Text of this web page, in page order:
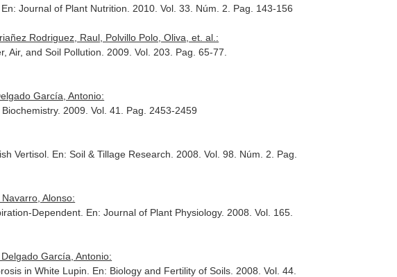
En: Journal of Plant Nutrition . 2010. Vol. 33. Núm. 2. Pag. 143-156
Rodriguez, Raul, Polvillo Polo, Oliva, et. al.:
Air, and Soil Pollution . 2009. Vol. 203. Pag. 65-77.
García, Antonio:
. 2009. Vol. 41. Pag. 2453-2459
Vertisol. En: Soil & Tillage Research . 2008. Vol. 98. Núm. 2. Pag.
Alonso:
Dependent. En: Journal of Plant Physiology. 2008. Vol. 165.
García, Antonio:
in White Lupin. En: Biology and Fertility of Soils . 2008. Vol. 44.